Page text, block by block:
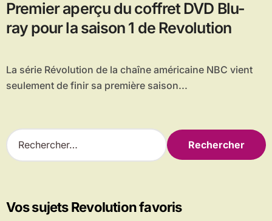
Premier aperçu du coffret DVD Blu-
ray pour la saison 1 de Revolution
La série Révolution de la chaîne américaine NBC vient
seulement de finir sa première saison...
R
e
r
c
Vos sujets Revolution favoris